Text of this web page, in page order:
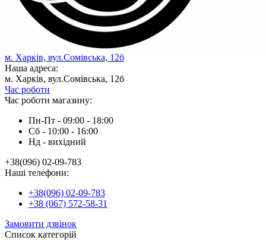
м. Харків, вул.Сомівська, 12б
Наша адреса:
м. Харків, вул.Сомівська, 12б
Час роботи
Час роботи магазину:
Пн-Пт - 09:00 - 18:00
Сб - 10:00 - 16:00
Нд - вихiдний
+38(096) 02-09-783
Наші телефони:
+38(096) 02-09-783
+38 (067) 572-58-31
Замовити дзвінок
Список категорій